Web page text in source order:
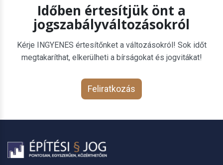
Időben értesítjük önt a
jogszabályváltozásokról
Kérje INGYENES értesítőnket a változásokról! Sok időt
megtakaríthat, elkerülheti a bírságokat és jogvitákat!
Feliratkozás